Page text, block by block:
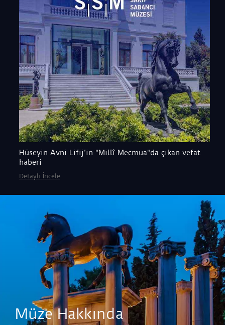
Hüseyin Avni Lifij’in "Millî Mecmua"da çıkan vefat
haberi
Detaylı İncele
Müze Hakkında